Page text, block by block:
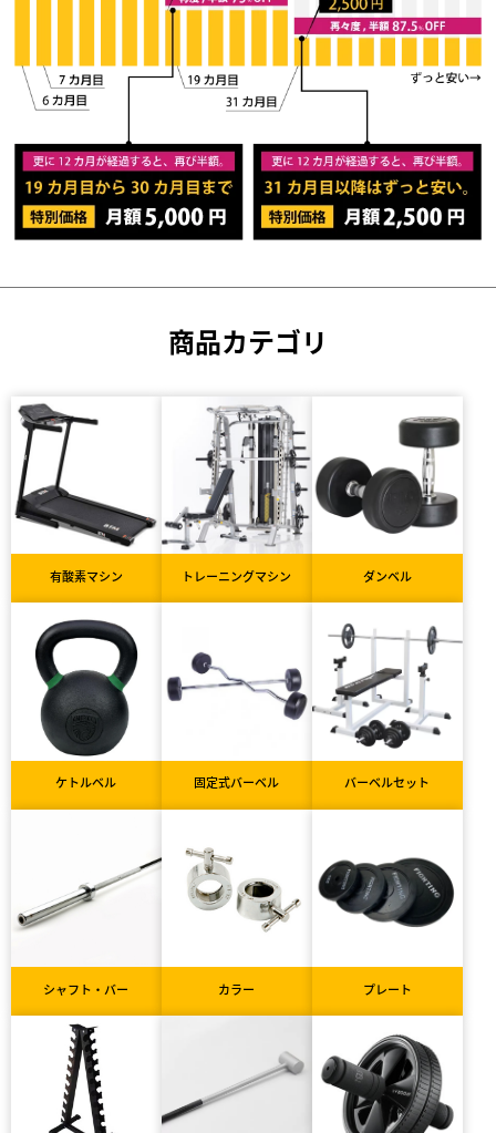
商品カテゴリ
有酸素マシン トレーニングマシン ダンベル
ケトルベル 固定式バーベル バーベルセット
シャフト・バー カラー プレート